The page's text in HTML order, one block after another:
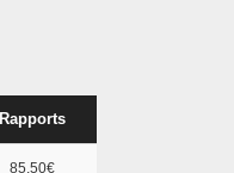
Rapports
85,50€